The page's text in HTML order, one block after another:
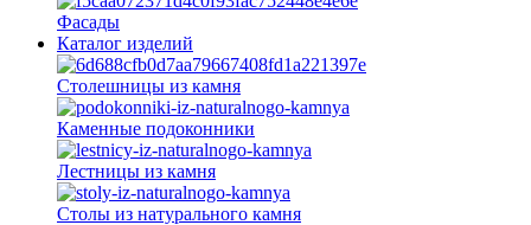
Фасады
Каталог изделий
Столешницы из камня
Каменные подоконники
Лестницы из камня
Столы из натурального камня